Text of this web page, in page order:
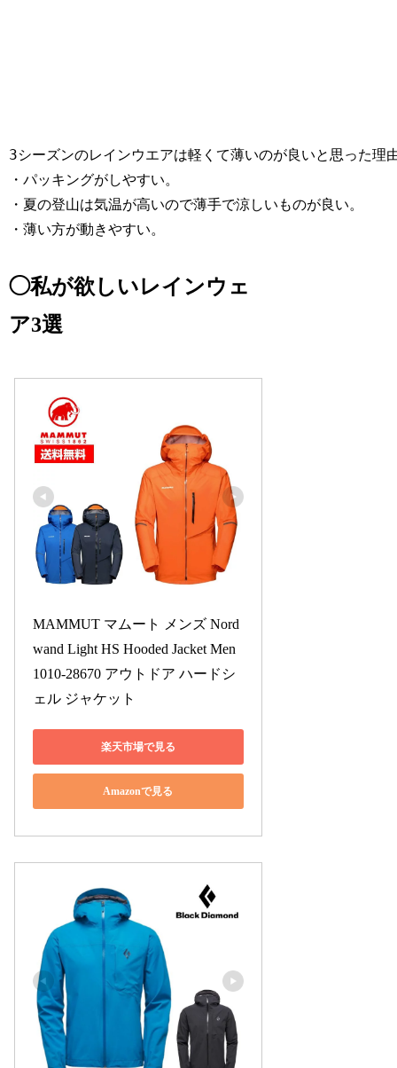
3シーズンのレインウエアは軽くて薄いのが良いと思った理
・パッキングがしやすい。
・夏の登山は気温が高いので薄手で涼しいものが良い。
・薄い方が動きやすい。
◯私が欲しいレインウェ
ア3選
MAMMUT マムート メンズ Nord
wand Light HS Hooded Jacket Men
1010-28670 アウトドア ハードシ
ェル ジャケット
楽天市場で見る
Amazonで見る